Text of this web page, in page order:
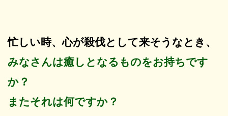
忙しい時、心が殺伐として来そうなとき、
みなさんは癒しとなるものをお持ちです
か？
またそれは何ですか？